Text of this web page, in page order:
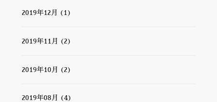
2019年12月 (1)
2019年11月 (2)
2019年10月 (2)
2019年08月 (4)